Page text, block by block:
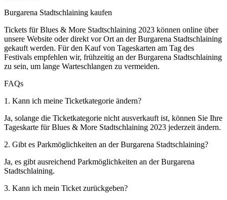
Burgarena Stadtschlaining kaufen
Tickets für Blues & More Stadtschlaining 2023 können online über
unsere Website oder direkt vor Ort an der Burgarena Stadtschlaining
gekauft werden. Für den Kauf von Tageskarten am Tag des
Festivals empfehlen wir, frühzeitig an der Burgarena Stadtschlaining
zu sein, um lange Warteschlangen zu vermeiden.
FAQs
1. Kann ich meine Ticketkategorie ändern?
Ja, solange die Ticketkategorie nicht ausverkauft ist, können Sie Ihre
Tageskarte für Blues & More Stadtschlaining 2023 jederzeit ändern.
2. Gibt es Parkmöglichkeiten an der Burgarena Stadtschlaining?
Ja, es gibt ausreichend Parkmöglichkeiten an der Burgarena
Stadtschlaining.
3. Kann ich mein Ticket zurückgeben?